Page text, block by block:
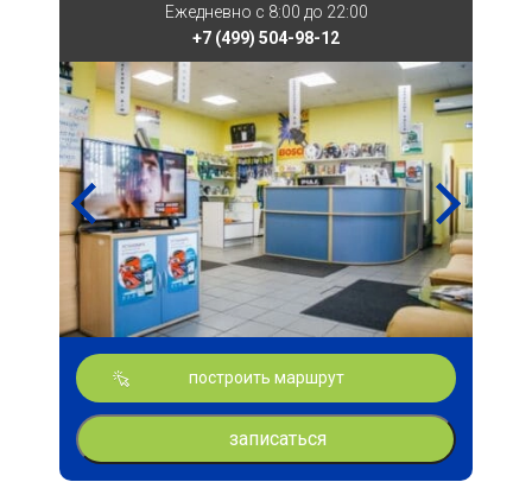
Ежедневно с 8:00 до 22:00
+7 (499) 504-98-12
построить маршрут
записаться